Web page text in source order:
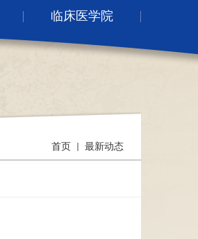
临床医学院
首页 最新动态